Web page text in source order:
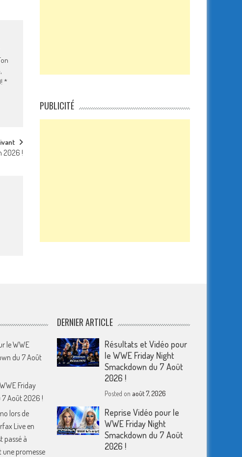
*
2026 !
PUBLICITÉ
le WWE
du 7 Août
Friday
Août 2026 !
lors de
Live en
passé à
promesse
DERNIER ARTICLE
Résultats et Vidéo pour
le WWE Friday Night
Smackdown du 7 Août
2026 !
Posted on août 7, 2026
Reprise Vidéo pour le
WWE Friday Night
Smackdown du 7 Août
2026 !